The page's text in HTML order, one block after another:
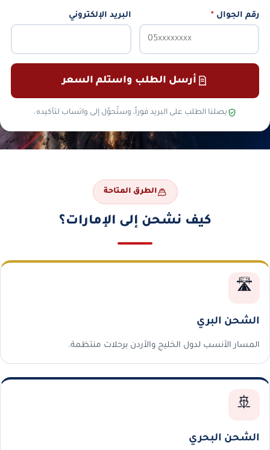
رقم الجوال * البريد الإلكتروني
أرسل الطلب واستلم السعر
يصلنا الطلب على البريد فوراً، وستُحوَّل إلى واتساب لتأكيده.
الطرق المتاحة
كيف نشحن إلى الإمارات؟
🛣️
الشحن البري
المسار الأنسب لدول الخليج والأردن برحلات منتظمة.
🚢
الشحن البحري